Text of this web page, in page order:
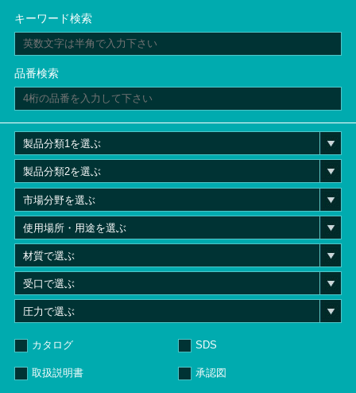
キーワード検索
品番検索
カタログ SDS
取扱説明書 承認図